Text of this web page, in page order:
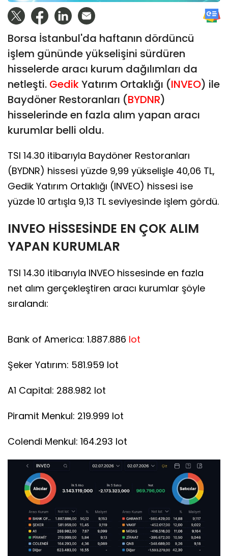
Borsa İstanbul'da haftanın dördüncü
işlem gününde yükselişini sürdüren
hisselerde aracı kurum dağılımları da
netleşti. GedikYatırım Ortaklığı (INVEO) ile
Baydöner Restoranları (BYDNR)
hisselerinde en fazla alım yapan aracı
kurumlar belli oldu.
TSI 14.30 itibarıyla Baydöner Restoranları
(BYDNR) hissesi yüzde 9,99 yükselişle 40,06 TL,
Gedik Yatırım Ortaklığı (INVEO) hissesi ise
yüzde 10 artışla 9,13 TL seviyesinde işlem gördü.
INVEO HİSSESİNDE EN ÇOK ALIM
YAPAN KURUMLAR
TSI 14.30 itibarıyla INVEO hissesinde en fazla
net alım gerçekleştiren aracı kurumlar şöyle
sıralandı:
Bank of America: 1.887.886 lot
Şeker Yatırım: 581.959 lot
A1 Capital: 288.982 lot
Piramit Menkul: 219.999 lot
Colendi Menkul: 164.293 lot